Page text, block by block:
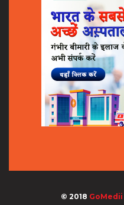
© 2018 GoMedii